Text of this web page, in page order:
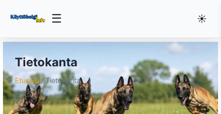
☰ ☀️
Tietokanta
Etusivu / Tietokanta